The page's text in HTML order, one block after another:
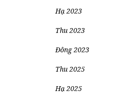
Hạ 2023
Thu 2023
Đông 2023
Thu 2025
Hạ 2025